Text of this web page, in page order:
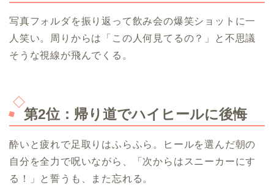
写真フォルダを振り返って飲み会の爆笑ショットに一
人笑い。周りからは「この人何見てるの？」と不思議
そうな視線が飛んでくる。
第2位：帰り道でハイヒールに後悔
酔いと疲れで足取りはふらふら。ヒールを選んだ朝の
自分を全力で呪いながら、「次からはスニーカーにす
る！」と誓うも、また忘れる。